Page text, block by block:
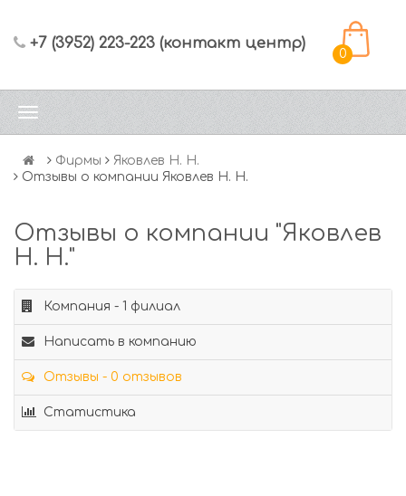
+7 (3952) 223-223 (контакт центр)
0
Фирмы
Яковлев Н. Н.
Отзывы о компании Яковлев Н. Н.
Отзывы о компании "Яковлев
Н. Н."
Компания - 1 филиал
Написать в компанию
Отзывы - 0 отзывов
Статистика